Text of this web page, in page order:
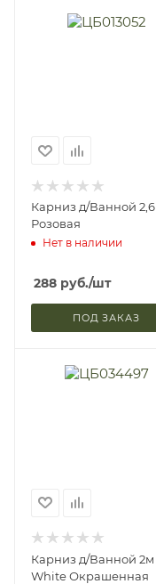
Карниз д/Ванной
Розовая
Нет в наличии
288 руб./шт
ПОД ЗАКАЗ
Карниз д/Ванной 2м
White Окрашенная